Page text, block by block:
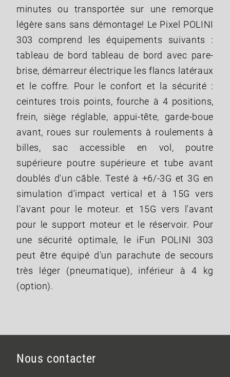
minutes ou transportée sur une remorque
légère sans sans démontage! Le Pixel POLINI
303 comprend les équipements suivants :
tableau de bord tableau de bord avec pare-
brise, démarreur électrique les flancs latéraux
et le coffre. Pour le confort et la sécurité :
ceintures trois points, fourche à 4 positions,
frein, siège réglable, appui-tête, garde-boue
avant, roues sur roulements à roulements à
billes, sac accessible en vol, poutre
supérieure poutre supérieure et tube avant
doublés d'un câble. Testé à +6/-3G et 3G en
simulation d'impact vertical et à 15G vers
l'avant pour le moteur. et 15G vers l'avant
pour le support moteur et le réservoir. Pour
une sécurité optimale, le iFun POLINI 303
peut être équipé d'un parachute de secours
très léger (pneumatique), inférieur à 4 kg
(option).
Nous contacter